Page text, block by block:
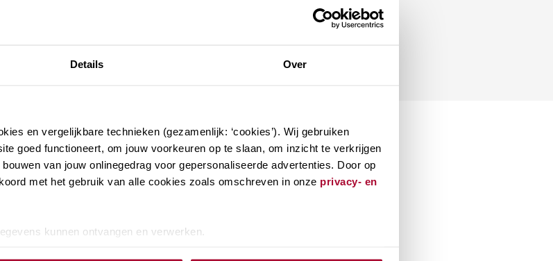
Details Over
en vergelijkbare technieken (gezamenlijk: ‘cookies’). Wij gebruiken
goed functioneert, om jouw voorkeuren op te slaan, om inzicht te verkrijgen
van jouw onlinegedrag voor gepersonaliseerde advertenties. Door op
met het gebruik van alle cookies zoals omschreven in onze privacy- en
kunnen ontvangen en verwerken.
belang onderdeel zijn van jouw